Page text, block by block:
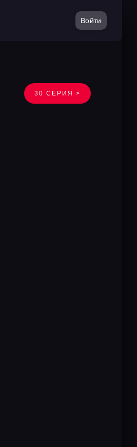
Войти
30 СЕРИЯ >